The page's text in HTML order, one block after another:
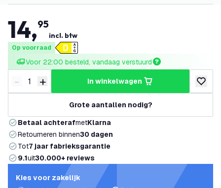
14,95
incl. btw
Op voorraad
Voor 22:00 besteld, vandaag verstuurd
Verminder hoeveelheid
- Verhoog hoeveelheid
+ in winkelwagen
Grote aantallen nodig?
Betaal achterafmetKlarna
Retourneren binnen30 dagen
Tot7 jaar fabrieksgarantie
9.1uit30.000+ reviews
Kies voor zakelijk